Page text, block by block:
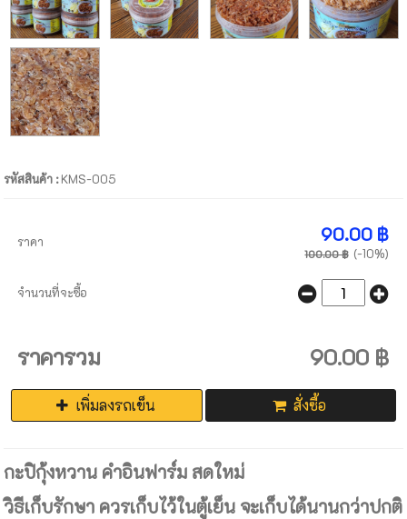
รหัสสินค้า :KMS-005
ราคา 90.00 ฿
100.00 ฿ (-10%)
จำนวนที่จะซื้อ
ราคารวม 90.00 ฿
เพิ่มลงรถเข็น สั่งซื้อ
กะปิกุ้งหวาน คำอินฟาร์ม สดใหม่
วิธีเก็บรักษา ควรเก็บไว้ในตู้เย็น จะเก็บได้นานกว่าปกติ